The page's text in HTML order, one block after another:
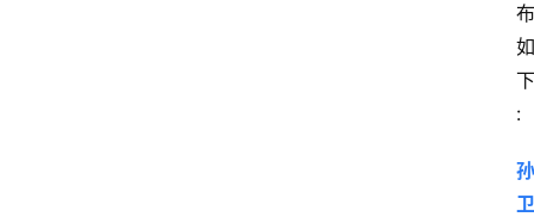
布
如
下
:
孙
卫